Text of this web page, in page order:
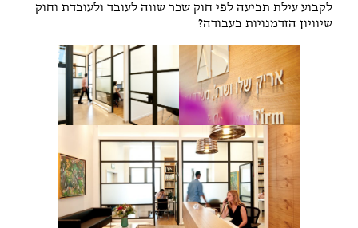
לקבוע עילת תביעה לפי חוק שכר שווה לעובד ולעובדת וחוק
שיוויון הזדמנויות בעבודה?